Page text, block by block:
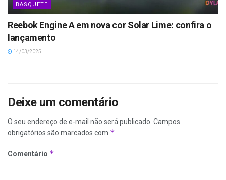
BASQUETE
Reebok Engine A em nova cor Solar Lime: confira o
lançamento
14/03/2025
Deixe um comentário
O seu endereço de e-mail não será publicado. Campos
obrigatórios são marcados com *
Comentário *